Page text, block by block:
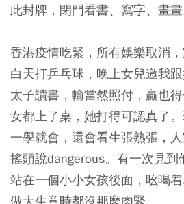
此封牌，閉門看書、寫字、畫畫
香港疫情吃緊，所有娛樂取消
白天打乒乓球，晚上女兒邀我
太子讀書，輸當然照付，贏也
女都上了桌，她打得可認真了
一學就會，還會看生張熟張，
搖頭說dangerous。有一次見到
站在一個小小女孩後面，吆喝
做大生意時都沒那麼肉緊。